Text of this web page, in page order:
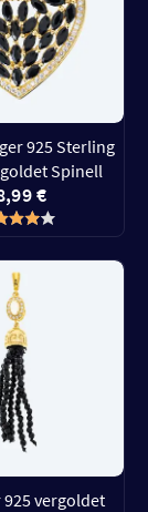
925 Sterling
Spinell
€
vergoldet